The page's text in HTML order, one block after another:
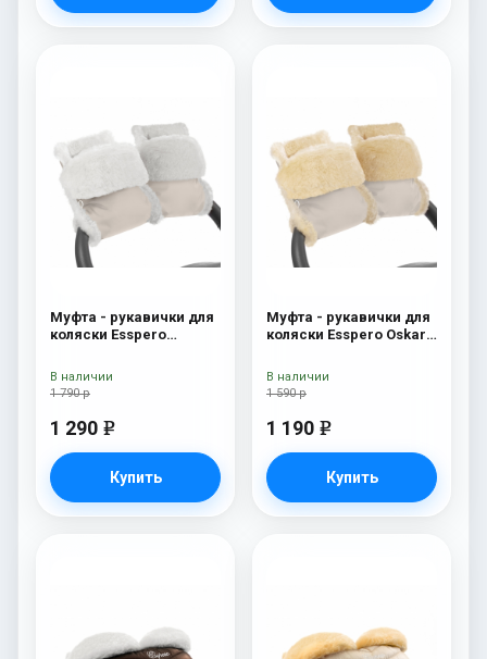
Муфта - рукавички для
коляски Esspero
шерсть) Beige
1 790 р
1 290 e
Купить
В наличии
Муфта - рукавички для
коляски Esspero Oskar
Beige
1 590 р
1 190 e
Купить
В наличии